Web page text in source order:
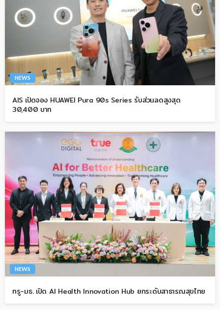
NEWS
AIS เปิดจอง HUAWEI Pura 90s Series รับส่วนลดสูงสุด
30,400 บาท
NEWS
ทรู-มธ. เปิด AI Health Innovation Hub ยกระดับสาธารณสุขไทย